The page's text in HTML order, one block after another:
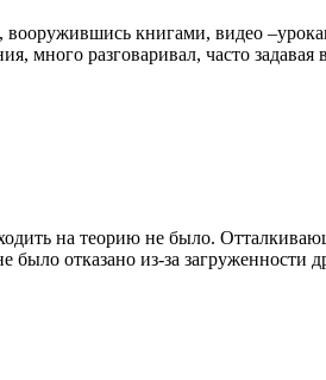
книгами, видео
много разговаривал, часто задавая
на теорию не было.
отказано из-за